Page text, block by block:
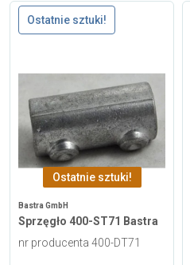
Ostatnie sztuki!
Ostatnie sztuki!
Bastra GmbH
Sprzęgło 400-ST71 Bastra
nr producenta 400-DT71